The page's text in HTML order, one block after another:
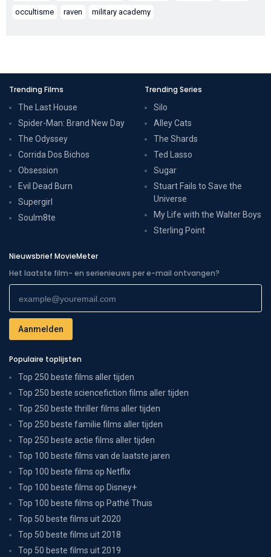
occultisme
raven military academy
Trending Films
The Last House
Spider-Man: Brand New Day
The Odyssey
Corrida Dos Bichos
Obsession
Evil Dead Burn
Supergirl
Soulm8te
Trending Series
Silo
Alley Cats
The Shards
Ted Lasso
Sugar
Stuart Fails to Save the
Universe
My Life with the Walter Boys
Sterling Point
Nieuwsbrief MovieMeter
Het laatste film- en serienieuws per e-mail ontvangen?
Populaire toplijsten
Top 250 beste films aller tijden
Top 250 beste sciencefiction films aller tijden
Top 250 beste thriller films aller tijden
Top 250 beste familie films aller tijden
Top 250 beste actie films aller tijden
Top 100 beste films van de laatste jaren
Top 100 beste films op Netflix
Top 100 beste films op Disney+
Top 100 beste films op Pathé Thuis
Top 50 beste films uit 2020
Top 50 beste films uit 2018
Top 50 beste films uit 2019